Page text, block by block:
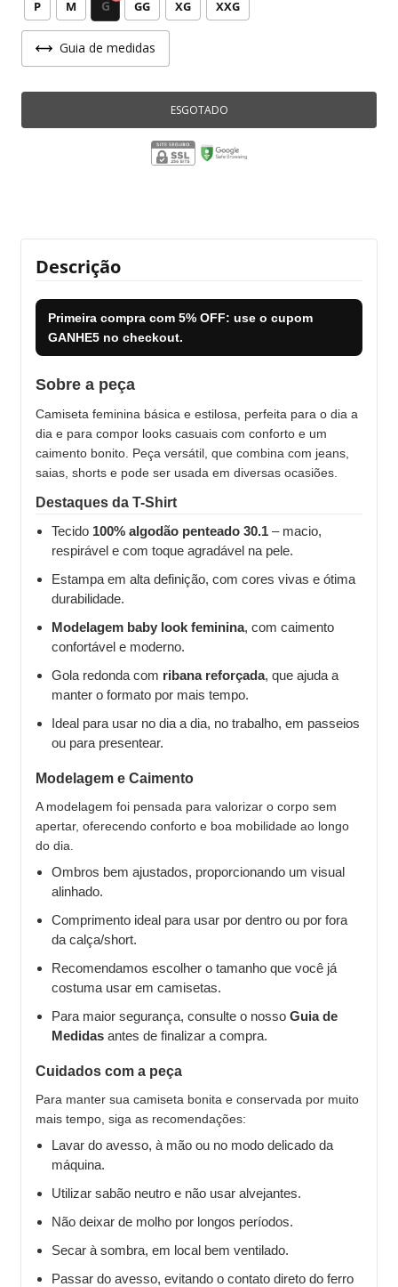
P M G GG XG XXG
Guia de medidas
Descrição
Primeira compra com 5% OFF: use o cupom
GANHE5 no checkout.
Sobre a peça
Camiseta feminina básica e estilosa, perfeita para o dia a
dia e para compor looks casuais com conforto e um
caimento bonito. Peça versátil, que combina com jeans,
saias, shorts e pode ser usada em diversas ocasiões.
Destaques da T-Shirt
Tecido 100% algodão penteado 30.1 – macio,
respirável e com toque agradável na pele.
Estampa em alta definição, com cores vivas e ótima
durabilidade.
Modelagem baby look feminina, com caimento
confortável e moderno.
Gola redonda com ribana reforçada, que ajuda a
manter o formato por mais tempo.
Ideal para usar no dia a dia, no trabalho, em passeios
ou para presentear.
Modelagem e Caimento
A modelagem foi pensada para valorizar o corpo sem
apertar, oferecendo conforto e boa mobilidade ao longo
do dia.
Ombros bem ajustados, proporcionando um visual
alinhado.
Comprimento ideal para usar por dentro ou por fora
da calça/short.
Recomendamos escolher o tamanho que você já
costuma usar em camisetas.
Para maior segurança, consulte o nosso Guia de
Medidas antes de finalizar a compra.
Cuidados com a peça
Para manter sua camiseta bonita e conservada por muito
mais tempo, siga as recomendações:
Lavar do avesso, à mão ou no modo delicado da
máquina.
Utilizar sabão neutro e não usar alvejantes.
Não deixar de molho por longos períodos.
Secar à sombra, em local bem ventilado.
Passar do avesso, evitando o contato direto do ferro